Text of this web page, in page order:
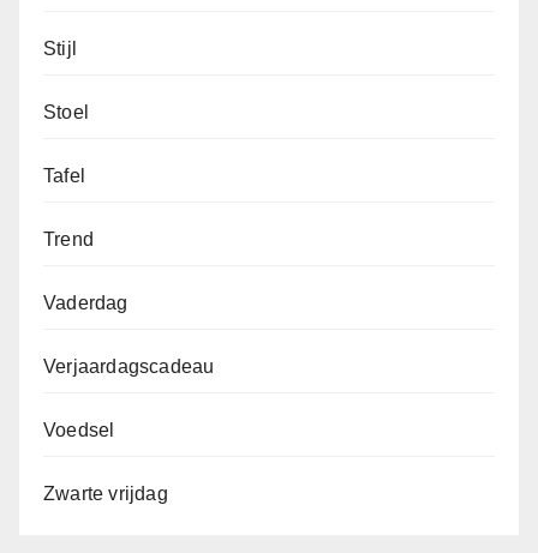
Stijl
Stoel
Tafel
Trend
Vaderdag
Verjaardagscadeau
Voedsel
Zwarte vrijdag